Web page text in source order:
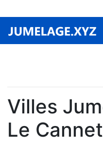
Villes
Le Cannet